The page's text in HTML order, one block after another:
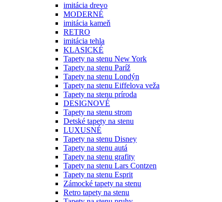
imitácia drevo
MODERNÉ
imitácia kameň
RETRO
imitácia tehla
KLASICKÉ
Tapety na stenu New York
Tapety na stenu Paríž
Tapety na stenu Londýn
Tapety na stenu Eiffelova veža
Tapety na stenu príroda
DESIGNOVÉ
Tapety na stenu strom
Detské tapety na stenu
LUXUSNÉ
Tapety na stenu Disney
Tapety na stenu autá
Tapety na stenu grafity
Tapety na stenu Lars Contzen
Tapety na stenu Esprit
Zámocké tapety na stenu
Retro tapety na stenu